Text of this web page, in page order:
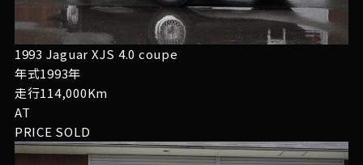
1993 Jaguar XJS 4.0 coupe
年式1993年
走行114,000Km
AT
PRICE SOLD